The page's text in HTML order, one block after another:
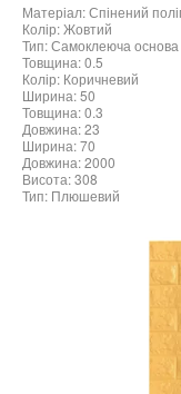
Матеріал: Спінений
Колір: Жовтий
Тип: Самоклеюча основа
Товщина: 0.5
Колір: Коричневий
Ширина: 50
Товщина: 0.3
Довжина: 23
Ширина: 70
Довжина: 2000
Висота: 308
Тип: Плюшевий